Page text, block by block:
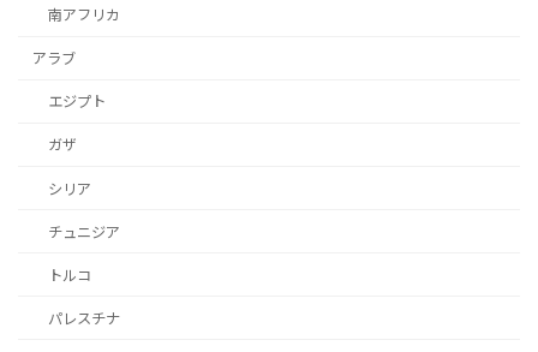
南アフリカ
アラブ
エジプト
ガザ
シリア
チュニジア
トルコ
パレスチナ